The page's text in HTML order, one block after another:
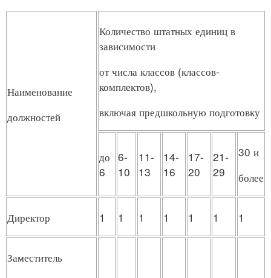
Наименование
должностей
Количество штатных единиц в
зависимости
от числа классов (классов-
комплектов),
включая предшкольную подготовку
до
6
6-
10
11-
13
14-
16
17-
20
21-
29
30 и
более
Директор 1 1 1 1 1 1 1
Заместитель